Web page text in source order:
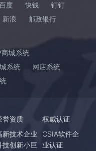
度 快钱
钉钉
新浪
邮政银行
商城系统
系统
网店系统
誉资质
新技术企业
技创新小巨
权威认证
CSIA软件企
业认证